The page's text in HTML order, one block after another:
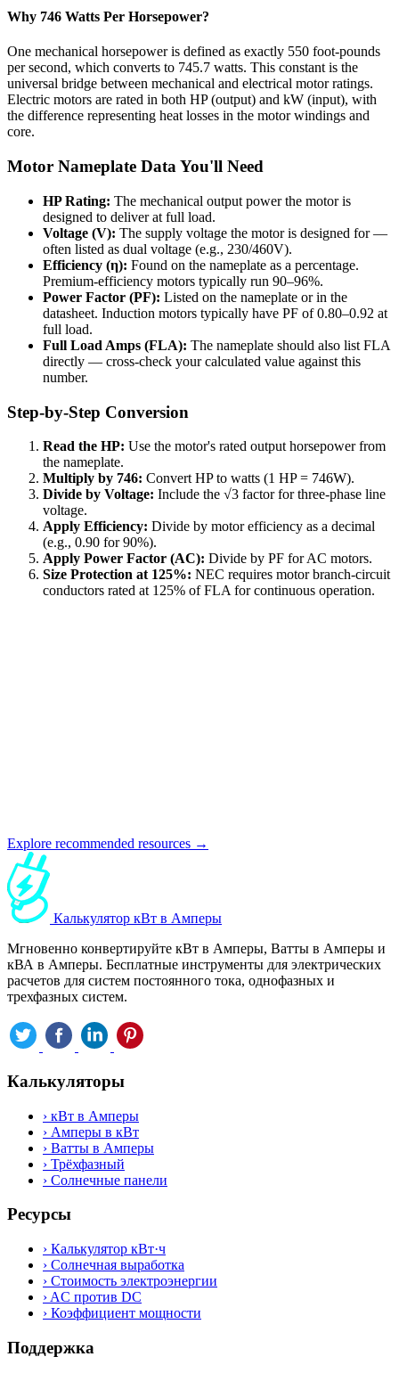
Why 746 Watts Per Horsepower?
One mechanical horsepower is defined as exactly 550 foot-pounds
per second, which converts to 745.7 watts. This constant is the
universal bridge between mechanical and electrical motor ratings.
Electric motors are rated in both HP (output) and kW (input), with
the difference representing heat losses in the motor windings and
core.
Motor Nameplate Data You'll Need
HP Rating: The mechanical output power the motor is
designed to deliver at full load.
Voltage (V): The supply voltage the motor is designed for —
often listed as dual voltage (e.g., 230/460V).
Efficiency (η): Found on the nameplate as a percentage.
Premium-efficiency motors typically run 90–96%.
Power Factor (PF): Listed on the nameplate or in the
datasheet. Induction motors typically have PF of 0.80–0.92 at
full load.
Full Load Amps (FLA): The nameplate should also list FLA
directly — cross-check your calculated value against this
number.
Step-by-Step Conversion
Read the HP: Use the motor's rated output horsepower from
the nameplate.
Multiply by 746: Convert HP to watts (1 HP = 746W).
Divide by Voltage: Include the √3 factor for three-phase line
voltage.
Apply Efficiency: Divide by motor efficiency as a decimal
(e.g., 0.90 for 90%).
Apply Power Factor (AC): Divide by PF for AC motors.
Size Protection at 125%: NEC requires motor branch-circuit
conductors rated at 125% of FLA for continuous operation.
Explore recommended resources →
Калькулятор кВт в Амперы
Мгновенно конвертируйте кВт в Амперы, Ватты в Амперы и
кВА в Амперы. Бесплатные инструменты для электрических
расчетов для систем постоянного тока, однофазных и
трехфазных систем.
Калькуляторы
› кВт в Амперы
› Амперы в кВт
› Ватты в Амперы
› Трёхфазный
› Солнечные панели
Ресурсы
› Калькулятор кВт·ч
› Солнечная выработка
› Стоимость электроэнергии
› AC против DC
› Коэффициент мощности
Поддержка